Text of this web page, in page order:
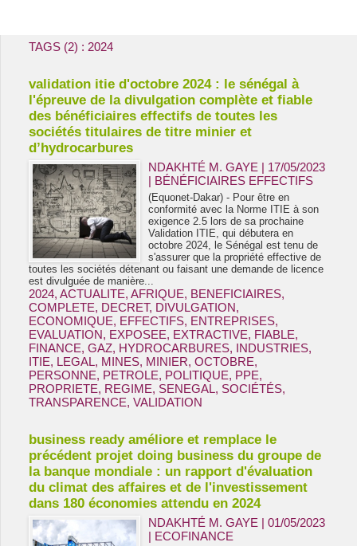
TAGS (2) : 2024
validation itie d'octobre 2024 : le sénégal à
l'épreuve de la divulgation complète et fiable
des bénéficiaires effectifs de toutes les
sociétés titulaires de titre minier et
d’hydrocarbures
NDAKHTÉ M. GAYE | 17/05/2023
| BÉNÉFICIAIRES EFFECTIFS
(Equonet-Dakar) - Pour être en
conformité avec la Norme ITIE à son
exigence 2.5 lors de sa prochaine
Validation ITIE, qui débutera en
octobre 2024, le Sénégal est tenu de
s'assurer que la propriété effective de
toutes les sociétés détenant ou faisant une demande de licence
est divulguée de manière...
2024, ACTUALITE, AFRIQUE, BENEFICIAIRES,
COMPLETE, DECRET, DIVULGATION,
ECONOMIQUE, EFFECTIFS, ENTREPRISES,
EVALUATION, EXPOSEE, EXTRACTIVE, FIABLE,
FINANCE, GAZ, HYDROCARBURES, INDUSTRIES,
ITIE, LEGAL, MINES, MINIER, OCTOBRE,
PERSONNE, PETROLE, POLITIQUE, PPE,
PROPRIETE, REGIME, SENEGAL, SOCIÉTÉS,
TRANSPARENCE, VALIDATION
business ready améliore et remplace le
précédent projet doing business du groupe de
la banque mondiale : un rapport d'évaluation
du climat des affaires et de l'investissement
dans 180 économies attendu en 2024
NDAKHTÉ M. GAYE | 01/05/2023
| ECOFINANCE